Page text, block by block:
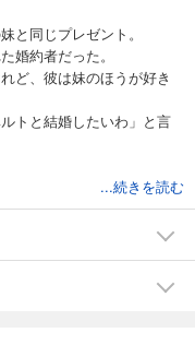
と同じプレゼント。
婚約者だった。
ど、彼は妹のほうが好き
トと結婚したいわ」と言
手・ヒューゴも「本当に
リコリスを求めてきて
...続きを読む